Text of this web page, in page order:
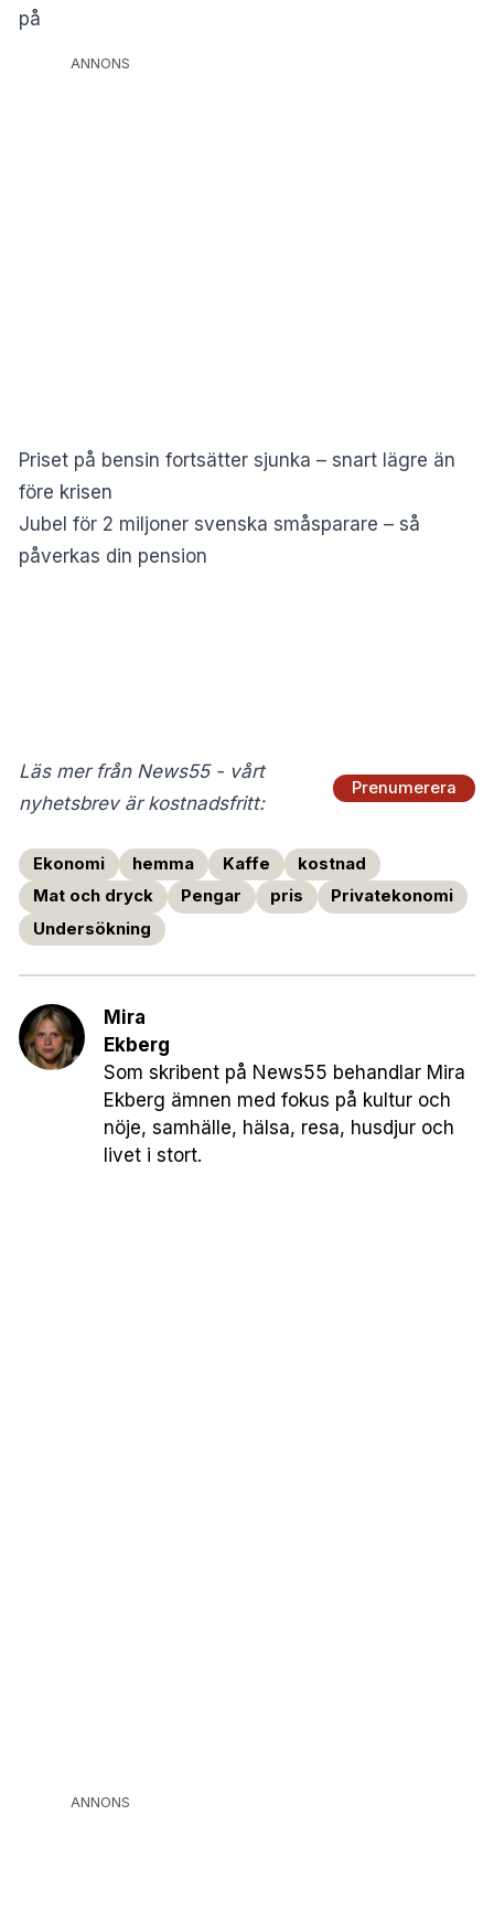
på
ANNONS
Priset på bensin fortsätter sjunka – snart lägre än
före krisen
Jubel för 2 miljoner svenska småsparare – så
påverkas din pension
Läs mer från News55 - vårt
nyhetsbrev är kostnadsfritt:
Prenumerera
Ekonomi hemma Kaffe
kostnad
Mat och dryck
Pengar pris
Privatekonomi
Undersökning
Mira
Ekberg
Som skribent på News55 behandlar Mira
Ekberg ämnen med fokus på kultur och
nöje, samhälle, hälsa, resa, husdjur och
livet i stort.
ANNONS